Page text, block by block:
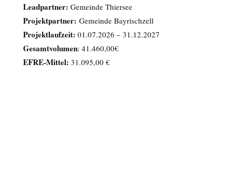
Leadpartner: Gemeinde Thiersee
Projektpartner: Gemeinde Bayrischzell
Projektlaufzeit: 01.07.2026 – 31.12.2027
Gesamtvolumen: 41.460,00€
EFRE-Mittel: 31.095,00 €